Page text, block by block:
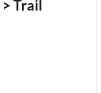
> Trail